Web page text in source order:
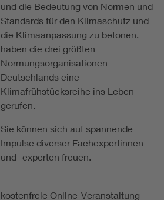
und die Bedeutung von Normen und
Standards für den Klimaschutz und
die Klimaanpassung zu betonen,
haben die drei größten
Normungsorganisationen
Deutschlands eine
Klimafrühstücksreihe ins Leben
gerufen.
Sie können sich auf spannende
Impulse diverser Fachexpertinnen
und -experten freuen.
kostenfreie Online-Veranstaltung